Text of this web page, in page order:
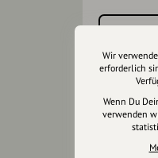
Wir können leider
Spendenquittung
Wir
erforderlich
Wenn Du
verwenden